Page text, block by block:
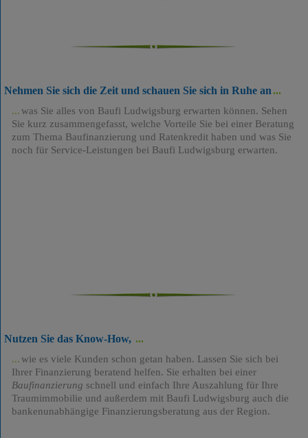
Nehmen Sie sich die Zeit und schauen Sie sich in Ruhe an
was Sie alles von Baufi Ludwigsburg erwarten können. Sehen
Sie kurz zusammengefasst, welche Vorteile Sie bei einer Beratung
zum Thema Baufinanzierung und Ratenkredit haben und was Sie
noch für Service-Leistungen bei Baufi Ludwigsburg erwarten.
Nutzen Sie das Know-How,
wie es viele Kunden schon getan haben. Lassen Sie sich bei
Ihrer Finanzierung beratend helfen. Sie erhalten bei einer
Baufinanzierung schnell und einfach Ihre Auszahlung für Ihre
Traumimmobilie und außerdem mit Baufi Ludwigsburg auch die
bankenunabhängige Finanzierungsberatung aus der Region.